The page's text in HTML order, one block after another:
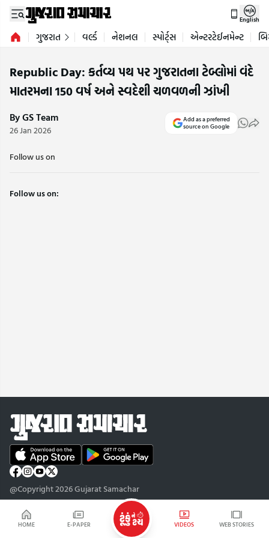
HOME E-PAPER VIDEOS WEB STORIES
English
ગુજરાત વર્લ્ડ નેશનલ સ્પોર્ટ્સ એન્ટરટેઈનમેન્ટ
Republic Day: કર્તવ્ય પથ પર ગુજરાતના ટેબ્લોમાં વંદે
માતરમના 150 વર્ષ અને સ્વદેશી ચળવળની ઝાંખી
By GS Team
26 Jan 2026
Add as a preferred
source on Google
Follow us on
Follow us on:
@Copyright 2026 Gujarat Samachar